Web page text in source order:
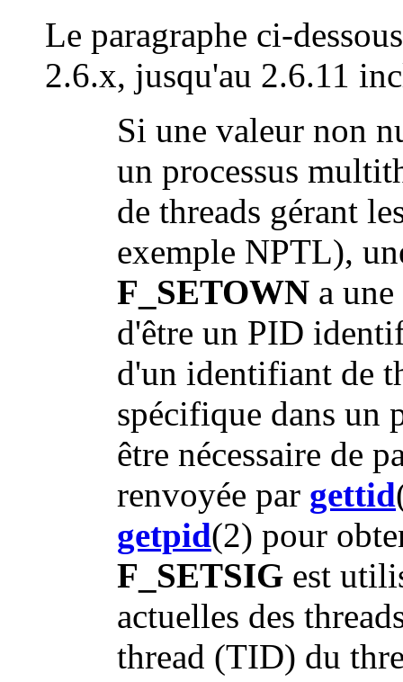
Le paragraphe ci-
2.6.x, jusqu'au 2.6.11
Si une valeur non
un processus
de threads gérant
exemple NPTL),
F_SETOWN a
d'être un PID
d'un identifiant de
spécifique dans un
être nécessaire de
renvoyée par gettid
getpid(2) pour
F_SETSIG est
actuelles des
thread (TID) du